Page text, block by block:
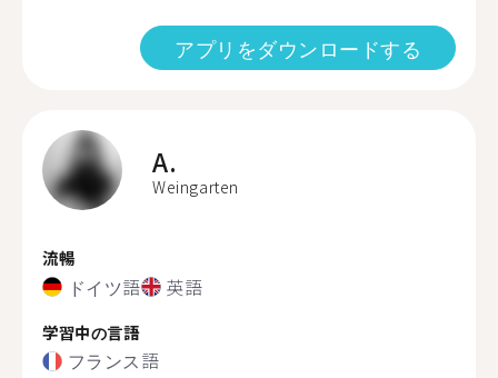
アプリをダウンロードする
A.
Weingarten
流暢
ドイツ語 英語
学習中の言語
フランス語